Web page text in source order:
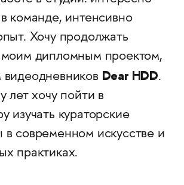
команде, интенсивно
Хочу продолжать
моим дипломным проектом,
Dear HDD.
лет хочу пойти в
изучать кураторские
в современном искусстве и
практиках.